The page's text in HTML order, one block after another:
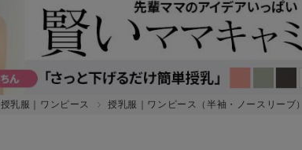
授乳服｜ワンピース 授乳服｜ワンピース（半袖・ノースリーブ）